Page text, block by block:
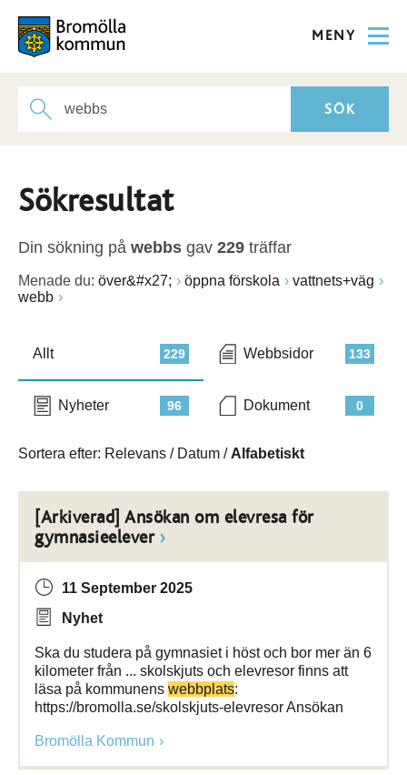
MENY
Sökresultat
Din sökning på webbs gav 229 träffar
Menade du: över&#x27; öppna förskola
vattnets+väg
webb
229
Allt 133
Webbsidor
96
Nyheter 0
Dokument
Sortera efter: Relevans / Datum / Alfabetiskt
[Arkiverad] Ansökan om elevresa för
gymnasieelever
11 September 2025
Nyhet
Ska du studera på gymnasiet i höst och bor mer än 6
kilometer från ... skolskjuts och elevresor finns att
läsa på kommunens webbplats:
https://bromolla.se/skolskjuts-elevresor Ansökan
Bromölla Kommun